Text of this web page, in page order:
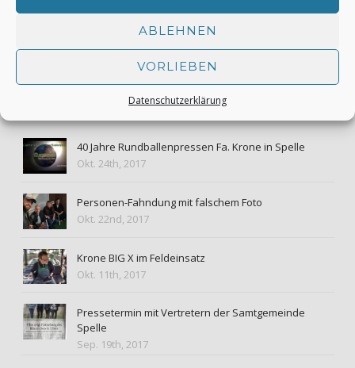
ABLEHNEN
VORLIEBEN
Datenschutzerklärung
DAS KÖNNTE IHNEN GEFALLEN
40 Jahre Rundballenpressen Fa. Krone in Spelle
Okt. 24th, 2017
Personen-Fahndung mit falschem Foto
Okt. 22nd, 2017
Krone BIG X im Feldeinsatz
Okt. 11th, 2017
Pressetermin mit Vertretern der Samtgemeinde
Spelle
Sep. 19th, 2017